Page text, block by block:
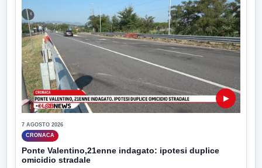
▶
7 AGOSTO 2026
CRONACA
Ponte Valentino,21enne indagato: ipotesi duplice
omicidio stradale